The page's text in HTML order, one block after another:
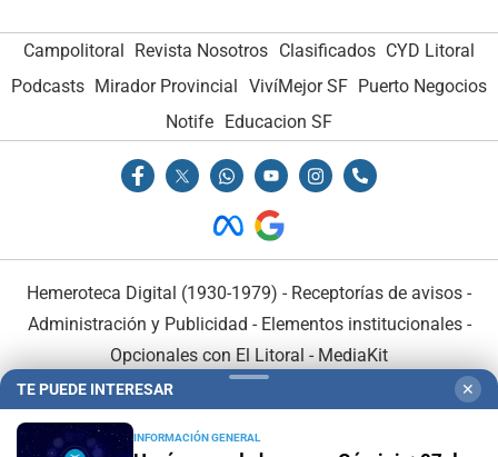
Campolitoral Revista Nosotros Clasificados CYD Litoral
Podcasts Mirador Provincial VivíMejor SF Puerto Negocios
Notife Educacion SF
Hemeroteca Digital (1930-1979) - Receptorías de avisos -
Administración y Publicidad - Elementos institucionales-
Opcionales con El Litoral - MediaKit
TE PUEDE INTERESAR ✕
INFORMACIÓN GENERAL